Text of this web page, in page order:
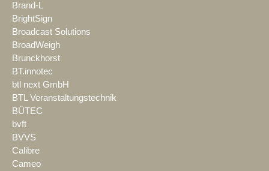
Brand-L
BrightSign
Broadcast Solutions
BroadWeigh
Brunckhorst
BT.innotec
btl next GmbH
BTL Veranstaltungstechnik
BÜTEC
bvft
BVVS
Calibre
Cameo